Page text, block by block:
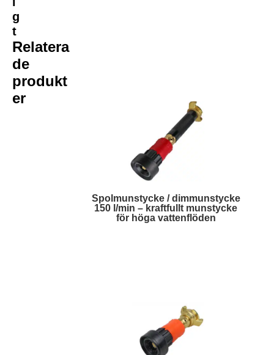
g
t
Relatera
de
produkt
er
Spolmunstycke / dimmunstycke
150 l/min – kraftfullt munstycke
för höga vattenflöden